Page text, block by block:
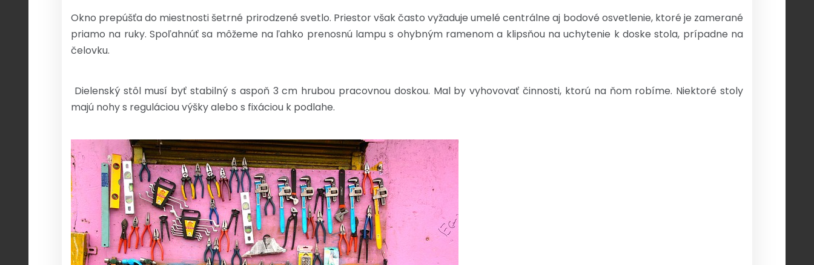
Okno prepúšťa do miestnosti šetrné prirodzené svetlo. Priestor však často vyžaduje umelé centrálne aj bodové osvetlenie, ktoré je zamerané
priamo na ruky. Spoľahnúť sa môžeme na ľahko prenosnú lampu s ohybným ramenom a klipsňou na uchytenie k doske stola, prípadne na
čelovku.
Dielenský stôl musí byť stabilný s aspoň 3 cm hrubou pracovnou doskou. Mal by vyhovovať činnosti, ktorú na ňom robíme. Niektoré stoly
majú nohy s reguláciou výšky alebo s fixáciou k podlahe.